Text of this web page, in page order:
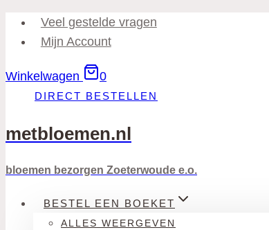
Doorgaan
naar
Veel gestelde vragen
Mijn Account
Winkelwagen 0
DIRECT BESTELLEN
metbloemen.nl
bloemen bezorgen Zoeterwoude e.o.
BESTEL EEN BOEKET
ALLES WEERGEVEN